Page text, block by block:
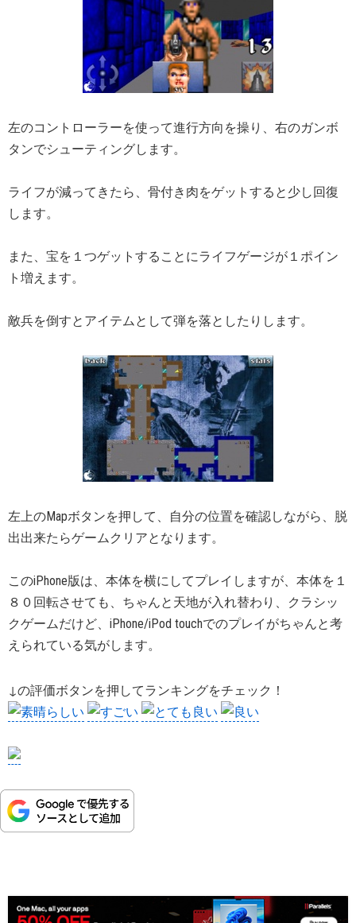
左のコントローラーを使って進行方向を操り、右のガンボ
タンでシューティングします。
ライフが減ってきたら、骨付き肉をゲットすると少し回復
します。
また、宝を１つゲットすることにライフゲージが１ポイン
ト増えます。
敵兵を倒すとアイテムとして弾を落としたりします。
左上のMapボタンを押して、自分の位置を確認しながら、脱
出出来たらゲームクリアとなります。
このiPhone版は、本体を横にしてプレイしますが、本体を１
８０回転させても、ちゃんと天地が入れ替わり、クラシッ
クゲームだけど、iPhone/iPod touchでのプレイがちゃんと考
えられている気がします。
↓の評価ボタンを押してランキングをチェック！